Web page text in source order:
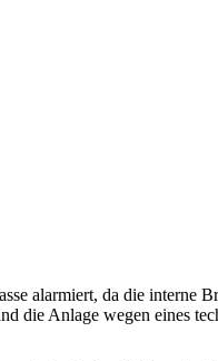
alarmiert, da die interne
die Anlage wegen eines